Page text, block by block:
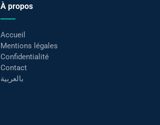
À propos
Accueil
Mentions légales
Confidentialité
Contact
بالعربية